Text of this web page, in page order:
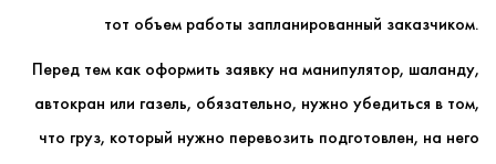
тот объем работы запланированный заказчиком.
Перед тем как оформить заявку на манипулятор, шаланду,
автокран или газель, обязательно, нужно убедиться в том,
что груз, который нужно перевозить подготовлен, на него